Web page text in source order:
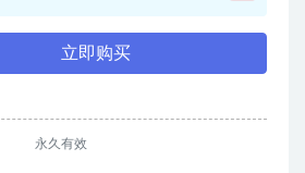
立即购买
永久有效